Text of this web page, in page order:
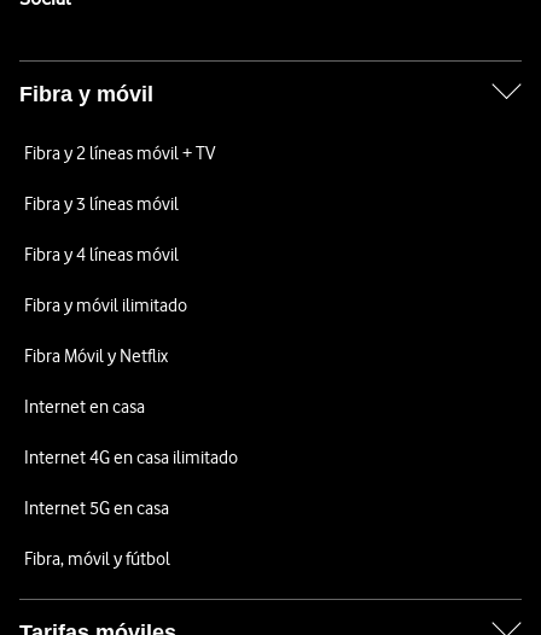
Fibra y móvil
Fibra y 2 líneas móvil + TV
Fibra y 3 líneas móvil
Fibra y 4 líneas móvil
Fibra y móvil ilimitado
Fibra Móvil y Netflix
Internet en casa
Internet 4G en casa ilimitado
Internet 5G en casa
Fibra, móvil y fútbol